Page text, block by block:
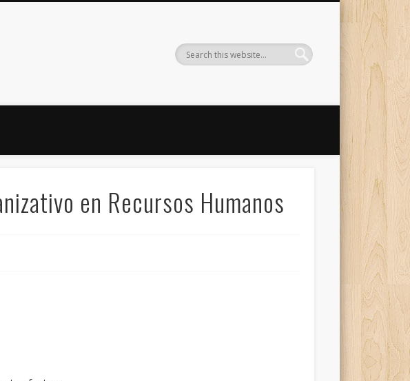
en Recursos Humanos